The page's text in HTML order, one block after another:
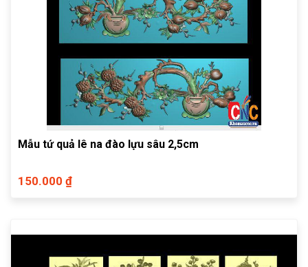
Mẫu tứ quả lê na đào lựu sâu 2,5cm
150.000 ₫